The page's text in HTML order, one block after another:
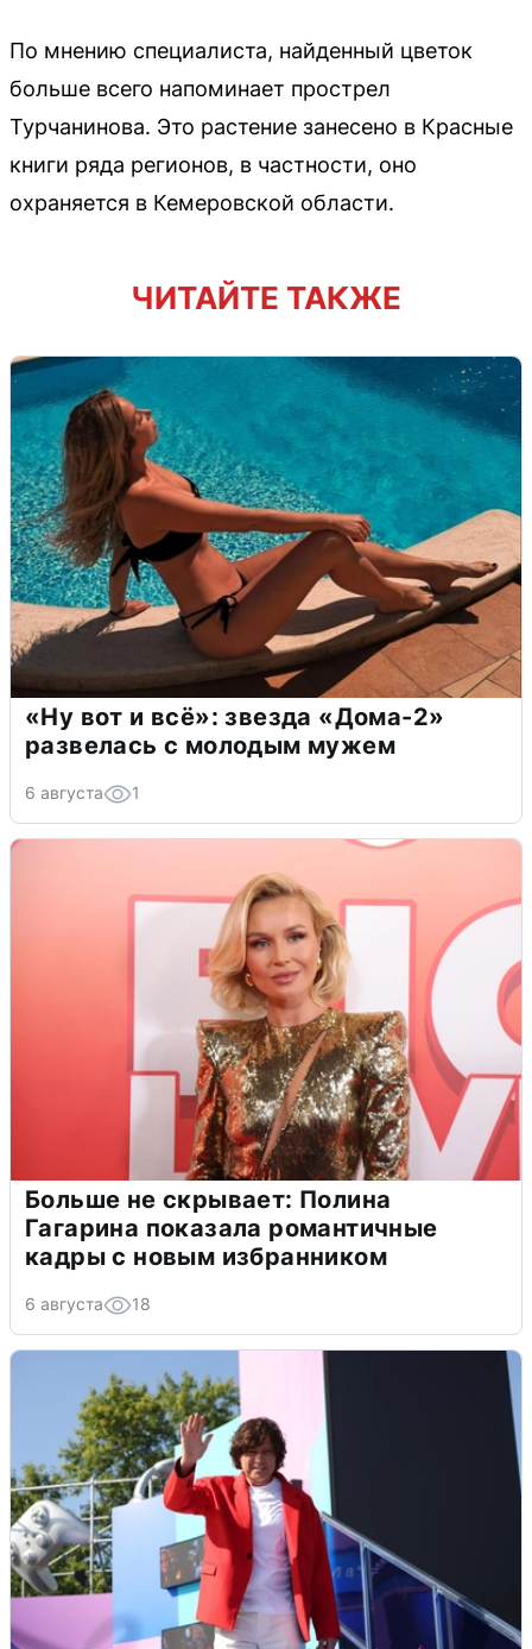
По мнению специалиста, найденный цветок
больше всего напоминает прострел
Турчанинова. Это растение занесено в Красные
книги ряда регионов, в частности, оно
охраняется в Кемеровской области.
ЧИТАЙТЕ ТАКЖЕ
«Ну вот и всё»: звезда «Дома-2»
развелась с молодым мужем
6 августа 1
Больше не скрывает: Полина
Гагарина показала романтичные
кадры с новым избранником
6 августа 18